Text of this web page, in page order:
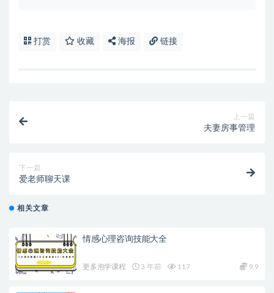
打赏 收藏 海报 链接
上一篇
夫妻房事管理
下一篇
爱老师聊天课
相关文章
情感心理咨询技能大全
更多泡学课程 3 年前 117 9.9